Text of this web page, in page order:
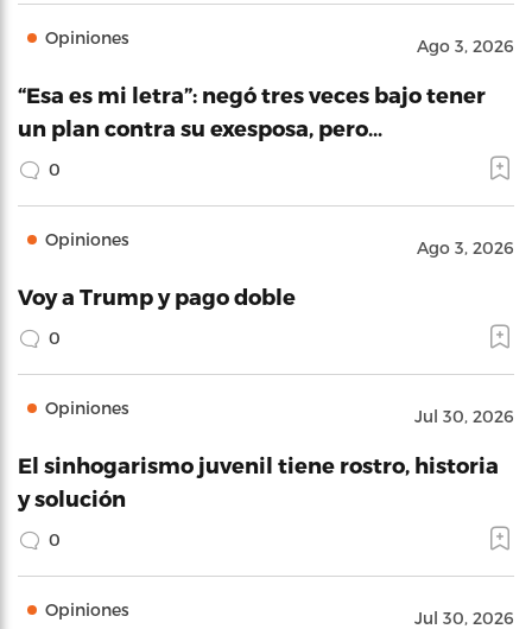
Opiniones Ago 3, 2026
“Esa es mi letra”: negó tres veces bajo tener
un plan contra su exesposa, pero…
0
Opiniones Ago 3, 2026
Voy a Trump y pago doble
0
Opiniones Jul 30, 2026
El sinhogarismo juvenil tiene rostro, historia
y solución
0
Opiniones Jul 30, 2026